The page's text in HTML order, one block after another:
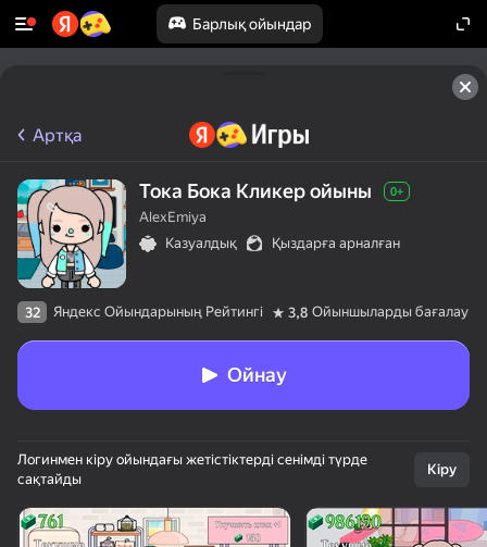
Барлық ойындар
Құрылғыны бұрыңыз
Артқа
Тока Бока Кликер ойыны 0+
AlexEmiya
Казуалдық
Қыздарға арналған
32 Яндекс Ойындарының Рейтингі 3,8 Ойыншыларды бағалау
Ойнау
Логинмен кіру ойындағы жетістіктерді сенімді түрде
сақтайды
Кіру